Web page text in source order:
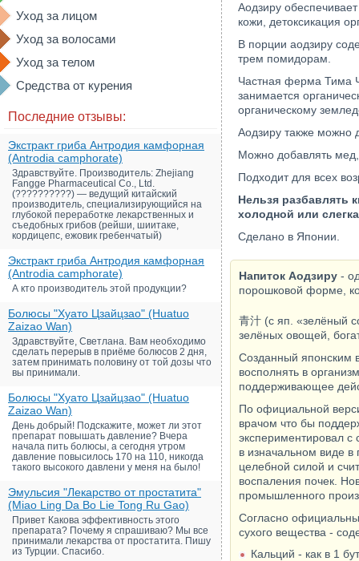
Уход за лицом
Уход за волосами
Уход за телом
Средства от курения
Последние отзывы:
Экстракт гриба Антродия камфорная
(Antrodia camphorate)
Здравствуйте. Производитель: Zhejiang
Fangge Pharmaceutical Co., Ltd.
(??????????) — ведущий китайский
производитель, специализирующийся на
глубокой переработке лекарственных и
съедобных грибов (рейши, шиитаке,
кордицепс, ежовик гребенчатый)
Экстракт гриба Антродия камфорная
(Antrodia camphorate)
А кто производитель этой продукции?
Болюсы "Хуато Цзайцзао" (Huatuo
Zaizao Wan)
Здравствуйте, Светлана. Вам необходимо
сделать перерыв в приёме болюсов 2 дня,
затем принимать половину от той дозы что
вы принимали.
Болюсы "Хуато Цзайцзао" (Huatuo
Zaizao Wan)
День добрый! Подскажите, может ли этот
препарат повышать давление? Вчера
начала пить болюсы, а сегодня утром
давление повысилось 170 на 110, никогда
такого высокого давлени у меня на было!
Эмульсия "Лекарство от простатита"
(Miao Ling Da Bo Lie Tong Ru Gao)
Привет Какова эффективность этого
препарата? Почему я спрашиваю? Мы все
принимали лекарства от простатита. Пишу
из Турции. Спасибо.
Аодзиру
кожи, детоксикация
В порции аодзиру
трем помидорам.
Частная ферма Тима
занимается
органическому
Аодзиру также можно
Можно добавлять мед,
Подходит для всех
Нельзя разбавлять
холодной или
Сделано в Японии.
Напиток Аодзиру -
порошковой форме,
青汁 (с яп. «зелёный
зелёных овощей,
Созданный японским
восполнять в
поддерживающее
По официальной
врачом что бы
экспериментировал с
в изначальном виде в
целебной силой и
воспаления почек.
промышленного
Согласно
сухого вещества -
Кальций - как в 1